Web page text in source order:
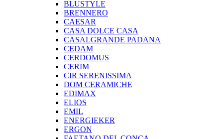
BLUSTYLE
BRENNERO
CAESAR
CASA DOLCE CASA
CASALGRANDE PADANA
CEDAM
CERDOMUS
CERIM
CIR SERENISSIMA
DOM CERAMICHE
EDIMAX
ELIOS
EMIL
ENERGIEKER
ERGON